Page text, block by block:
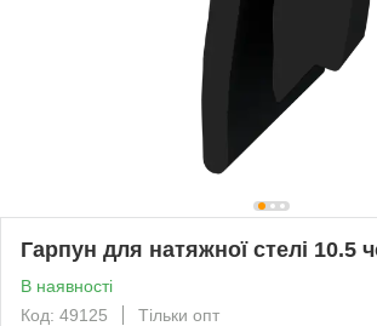
Гарпун для натяжної стелі 10.5
В наявності
Код: 49125
Тільки опт